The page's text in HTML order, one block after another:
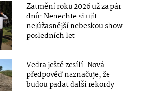
Zatmění roku 2026 už za pár
dnů: Nenechte si ujít
nejúžasnější nebeskou show
posledních let
Vedra ještě zesílí. Nová
předpověď naznačuje, že
budou padat další rekordy